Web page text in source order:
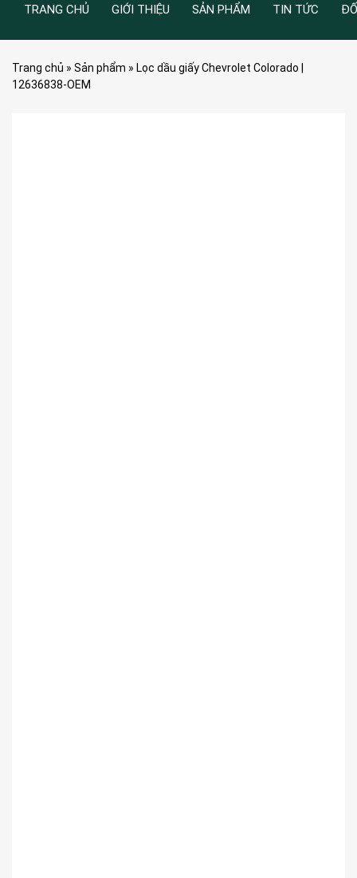
TRANG CHỦ GIỚI THIỆU SẢN PHẨM TIN TỨC
Trang chủ » Sản phẩm » Lọc dầu giấy Chevrolet Colorado |
12636838-OEM